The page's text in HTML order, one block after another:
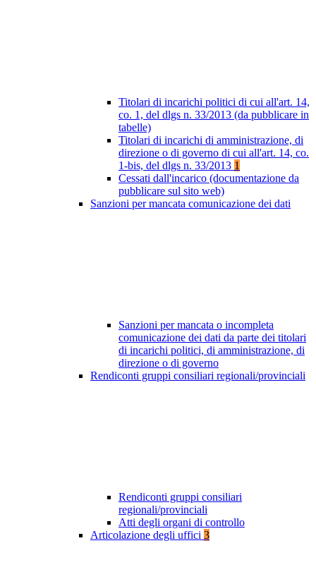
Titolari di incarichi politici di cui all'art. 14,
co. 1, del dlgs n. 33/2013 (da pubblicare in
tabelle)
Titolari di incarichi di amministrazione, di
direzione o di governo di cui all'art. 14, co.
1-bis, del dlgs n. 33/2013 1
Cessati dall'incarico (documentazione da
pubblicare sul sito web)
Sanzioni per mancata comunicazione dei dati
Sanzioni per mancata o incompleta
comunicazione dei dati da parte dei titolari
di incarichi politici, di amministrazione, di
direzione o di governo
Rendiconti gruppi consiliari regionali/provinciali
Rendiconti gruppi consiliari
regionali/provinciali
Atti degli organi di controllo
Articolazione degli uffici 3